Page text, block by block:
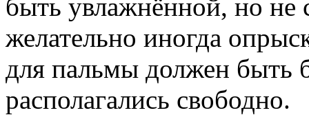
быть увлажнённой, но
желательно иногда
для пальмы должен быть
располагались свободно.